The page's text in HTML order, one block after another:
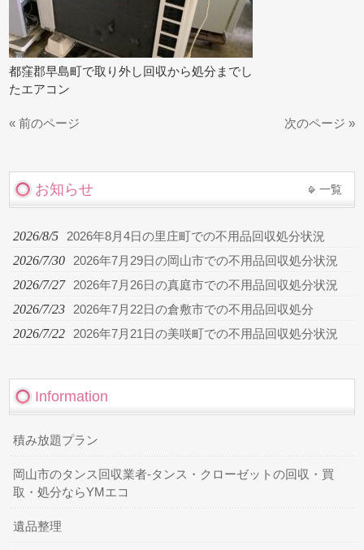
都窪郡早島町で取り外し回収から処分までし
たエアコン
« 前のページ 次のページ »
お知らせ 一覧
2026/8/5 2026年8月4日の里庄町での不用品回収処分状況
2026/7/30 2026年7月29日の岡山市での不用品回収処分状況
2026/7/27 2026年7月26日の真庭市での不用品回収処分状況
2026/7/23 2026年7月22日の倉敷市での不用品回収処分
2026/7/22 2026年7月21日の美咲町での不用品回収処分状況
Information
積み放題プラン
岡山市のタンス回収業者-タンス・クローゼットの回収・買
取・処分ならYMエコ
遺品整理